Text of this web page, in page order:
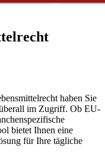
haben Sie
im Zugriff. Ob EU-
bietet Ihnen eine
für Ihre tägliche